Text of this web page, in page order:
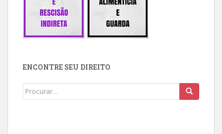
ENCONTRE SEU DIREITO
Buscar: